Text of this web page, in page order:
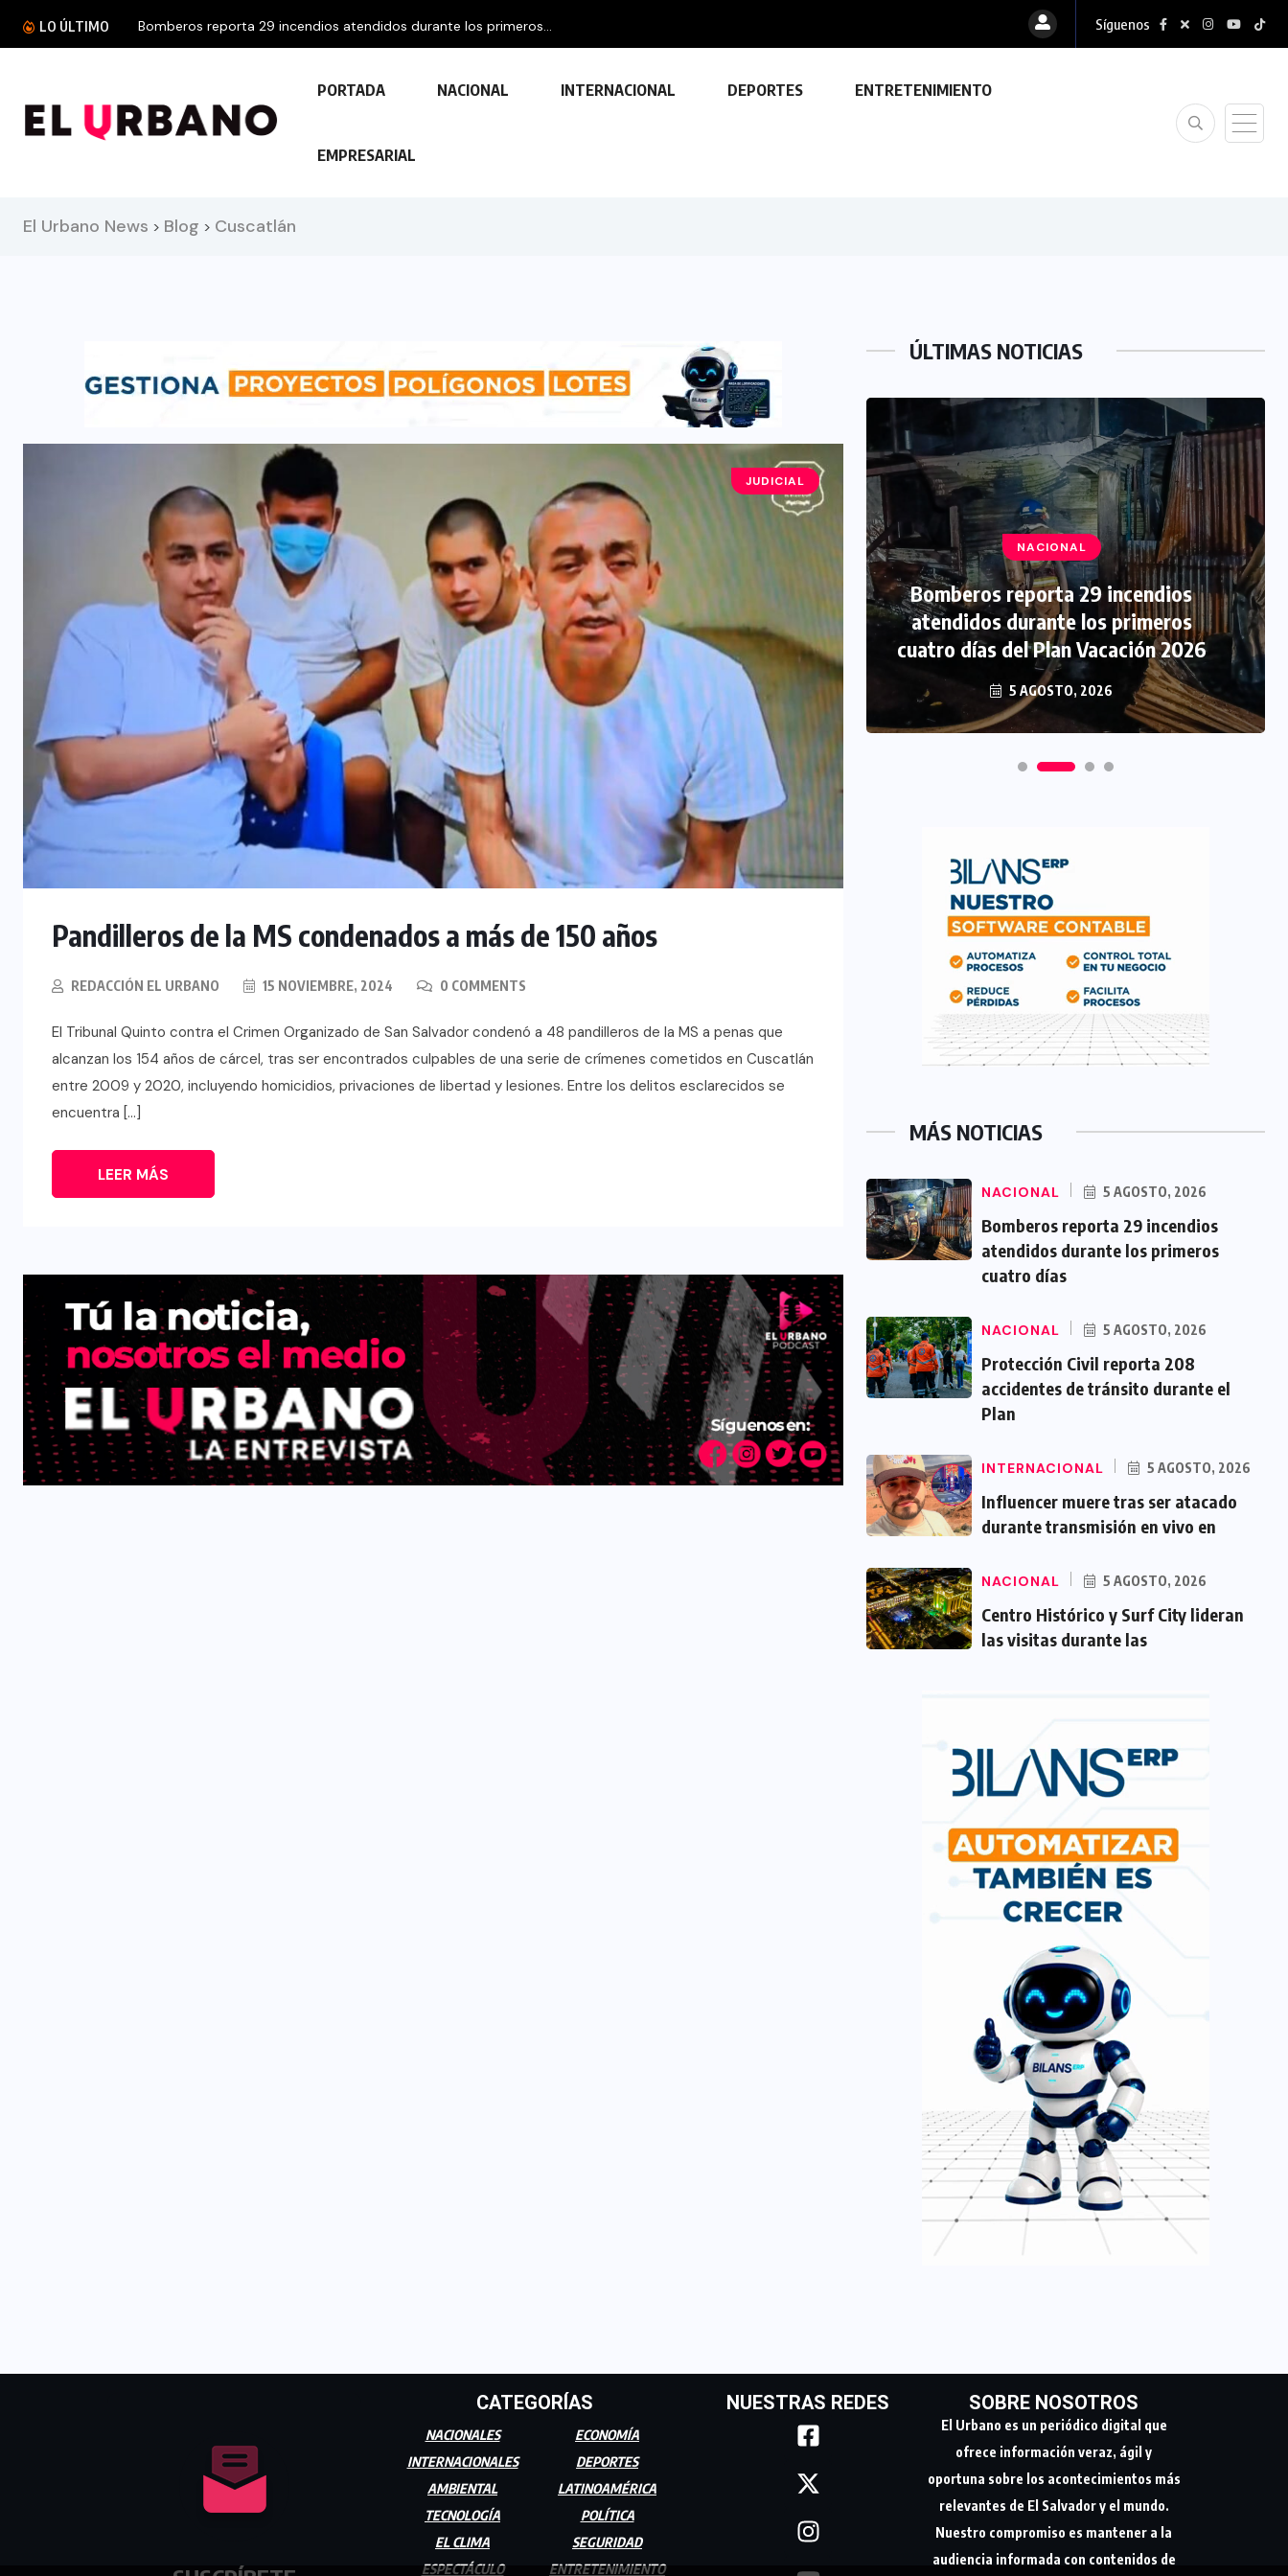
LO ÚLTIMO Síguenos
PORTADA NACIONAL INTERNACIONAL DEPORTES ENTRETENIMIENTO
EMPRESARIAL
El Urbano News > Blog > Cuscatlán
JUDICIAL
Pandilleros de la MS condenados a más de 150 años
REDACCIÓN EL URBANO 15 NOVIEMBRE, 2024 0 COMMENTS
El Tribunal Quinto contra el Crimen Organizado de San Salvador condenó a 48 pandilleros de la MS a penas que
alcanzan los 154 años de cárcel, tras ser encontrados culpables de una serie de crímenes cometidos en Cuscatlán
entre 2009 y 2020, incluyendo homicidios, privaciones de libertad y lesiones. Entre los delitos esclarecidos se
encuentra […]
LEER MÁS
ÚLTIMAS NOTICIAS
INTERNACIONAL
Influencer muere tras ser atacado
durante transmisión en vivo en
Culiacán, México
5 AGOSTO, 2026
23 FEBRERO, 2024
NACIONAL
Bomberos reporta 29 incendios
atendidos durante los primeros
cuatro días del Plan Vacación 2026
5 AGOSTO, 2026
MÁS NOTICIAS
NACIONAL 5 AGOSTO, 2026
Bomberos reporta 29 incendios
atendidos durante los primeros
cuatro días
NACIONAL 5 AGOSTO, 2026
Protección Civil reporta 208
accidentes de tránsito durante el
Plan
INTERNACIONAL 5 AGOSTO, 2026
Influencer muere tras ser atacado
durante transmisión en vivo en
NACIONAL 5 AGOSTO, 2026
Centro Histórico y Surf City lideran
las visitas durante las
CATEGORÍAS
NACIONALES
INTERNACIONALES
AMBIENTAL
TECNOLOGÍA
EL CLIMA
ESPECTÁCULO
ECONOMÍA
DEPORTES
LATINOAMÉRICA
POLÍTICA
SEGURIDAD
ENTRETENIMIENTO
NUESTRAS REDES SOBRE NOSOTROS
El Urbano es un periódico digital que
ofrece información veraz, ágil y
oportuna sobre los acontecimientos más
relevantes de El Salvador y el mundo.
Nuestro compromiso es mantener a la
audiencia informada con contenidos de